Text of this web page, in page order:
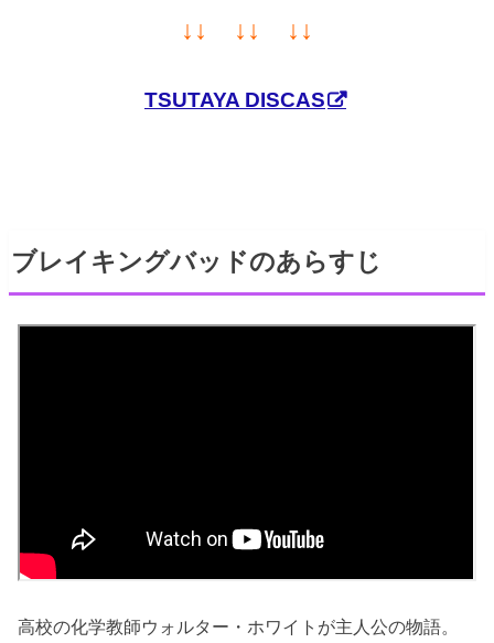
↓↓ ↓↓ ↓↓
TSUTAYA DISCAS
ブレイキングバッドのあらすじ
高校の化学教師ウォルター・ホワイトが主人公の物語。